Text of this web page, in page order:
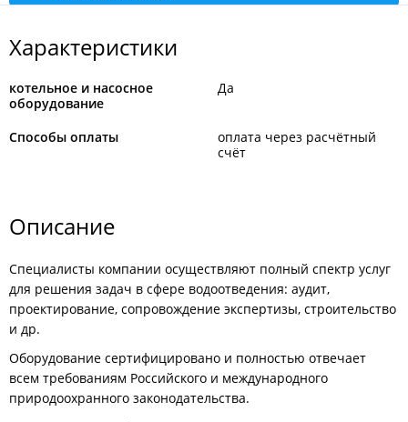
Характеристики
котельное и насосное
оборудование
Да
Способы оплаты
оплата через расчётный
счёт
Описание
Специалисты компании осуществляют полный спектр услуг
для решения задач в сфере водоотведения: аудит,
проектирование, сопровождение экспертизы, строительство
и др.
Оборудование сертифицировано и полностью отвечает
всем требованиям Российского и международного
природоохранного законодательства.